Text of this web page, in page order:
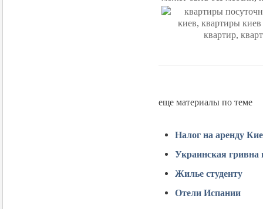
еще материалы по теме
Налог на аренду
Украинская гривна
Жилье студенту
Отели Испании